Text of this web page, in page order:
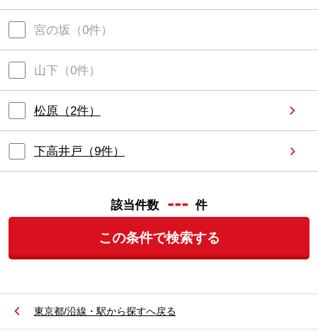
宮の坂 （0件）
山下（0件）
松原（2件）
下高井戸 （9件）
該当件数 --- 件
この条件で検索する
東京都/沿線・駅から探すへ戻る